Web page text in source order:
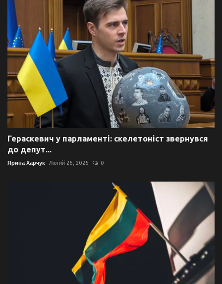
Гераскевич у парламенті: скелетоніст звернувся
до депут...
Ярина Харчук Лютий 26, 2026 0